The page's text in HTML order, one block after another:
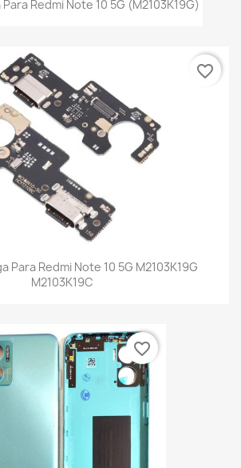
Para Redmi Note 10 5G (M2103K19G)
Para Redmi Note 10 5G M2103K19G
M2103K19C
favorite_border
favorite_border